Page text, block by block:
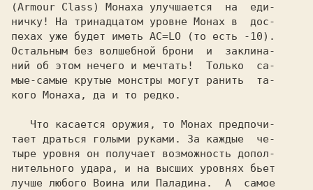
(Armour Class) Монаха улучшается  на  еди-
ничку! На тринадцатом уровне Монах в  дос-
пехах уже будет иметь AC=LO (то есть -10).
Остальным без волшебной брони  и  заклина-
ний об этом нечего и мечтать!  Только  са-
мые-самые крутые монстры могут ранить  та-
кого Монаха, да и то редко.
тает драться голыми руками. За каждые  че-
тыре уровня он получает возможность допол-
нительного удара, и на высших уровнях бьет
лучше любого Воина или Паладина.  А  самое